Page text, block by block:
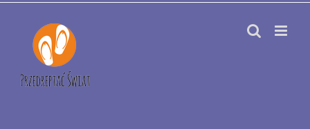
Przejdź
zawartości